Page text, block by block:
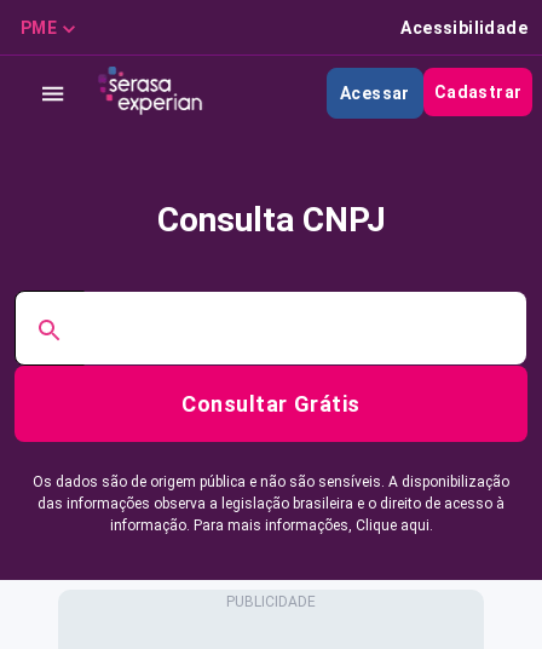
PME Acessibilidade
Acessar Cadastrar
Consulta CNPJ
Consultar Grátis
Os dados são de origem pública e não são sensíveis. A disponibilização
das informações observa a legislação brasileira e o direito de acesso à
informação. Para mais informações, Clique aqui.